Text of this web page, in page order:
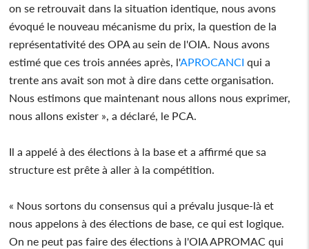
on se retrouvait dans la situation identique, nous avons
évoqué le nouveau mécanisme du prix, la question de la
représentativité des OPA au sein de l'OIA. Nous avons
estimé que ces trois années après, l'APROCANCI qui a
trente ans avait son mot à dire dans cette organisation.
Nous estimons que maintenant nous allons nous exprimer,
nous allons exister », a déclaré, le PCA.
Il a appelé à des élections à la base et a affirmé que sa
structure est prête à aller à la compétition.
« Nous sortons du consensus qui a prévalu jusque-là et
nous appelons à des élections de base, ce qui est logique.
On ne peut pas faire des élections à l'OIA APROMAC qui